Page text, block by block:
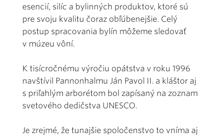
esencií, silíc a bylinných produktov, ktoré sú
pre svoju kvalitu čoraz obľúbenejšie. Celý
postup spracovania bylín môžeme sledovať
v múzeu vôní.
K tisícročnému výročiu opátstva v roku 1996
navštívil Pannonhalmu Ján Pavol II. a kláštor aj
s priľahlým arborétom bol zapísaný na zoznam
svetového dedičstva UNESCO.
Je zrejmé, že tunajšie spoločenstvo to vníma aj